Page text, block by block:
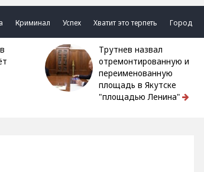
Криминал Успех Хватит это терпеть Город
Трутнев назвал
отремонтированную и
переименованную
площадь в Якутске
"площадью Ленина"